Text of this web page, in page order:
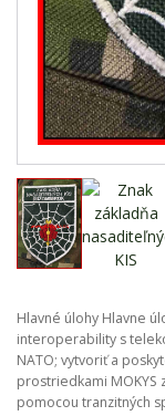
Hlavné úlohy Hlavne
interoperability s
NATO; vytvoriť a
prostriedkami MOKYS
pomocou tranzitných